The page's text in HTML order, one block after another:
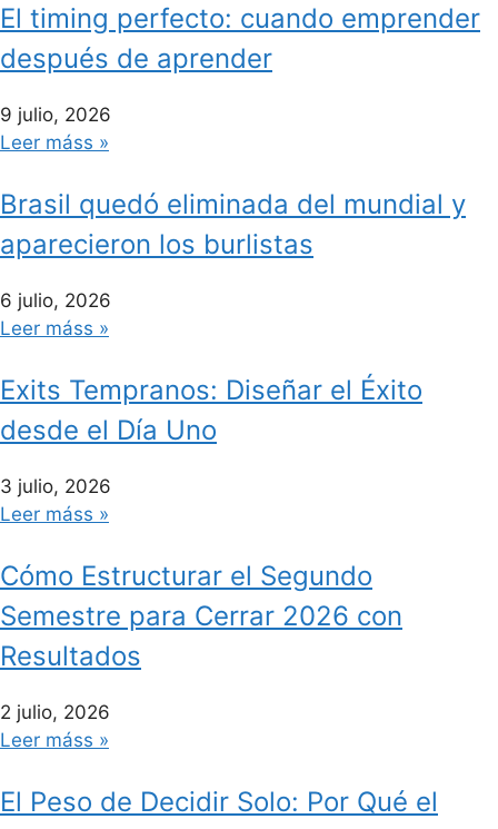
El timing perfecto: cuando emprender
después de aprender
9 julio, 2026
Leer máss »
Brasil quedó eliminada del mundial y
aparecieron los burlistas
6 julio, 2026
Leer máss »
Exits Tempranos: Diseñar el Éxito
desde el Día Uno
3 julio, 2026
Leer máss »
Cómo Estructurar el Segundo
Semestre para Cerrar 2026 con
Resultados
2 julio, 2026
Leer máss »
El Peso de Decidir Solo: Por Qué el